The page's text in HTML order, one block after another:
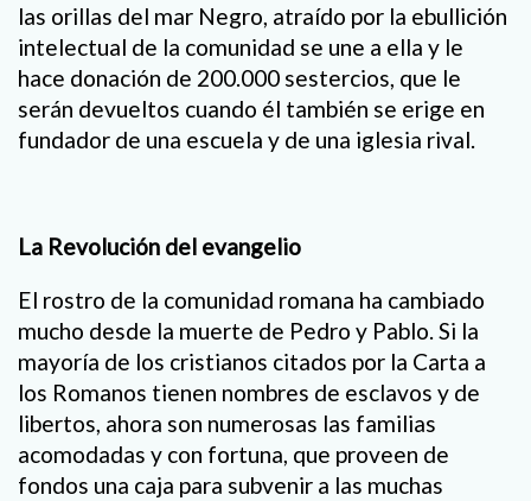
las orillas del mar Negro, atraído por la ebullición
intelectual de la comunidad se une a ella y le
hace donación de 200.000 sestercios, que le
serán devueltos cuando él también se erige en
fundador de una escuela y de una iglesia rival.
La Revolución del evangelio
El rostro de la comunidad romana ha cambiado
mucho desde la muerte de Pedro y Pablo. Si la
mayoría de los cristianos citados por la Carta a
los Romanos tienen nombres de esclavos y de
libertos, ahora son numerosas las familias
acomodadas y con fortuna, que proveen de
fondos una caja para subvenir a las muchas